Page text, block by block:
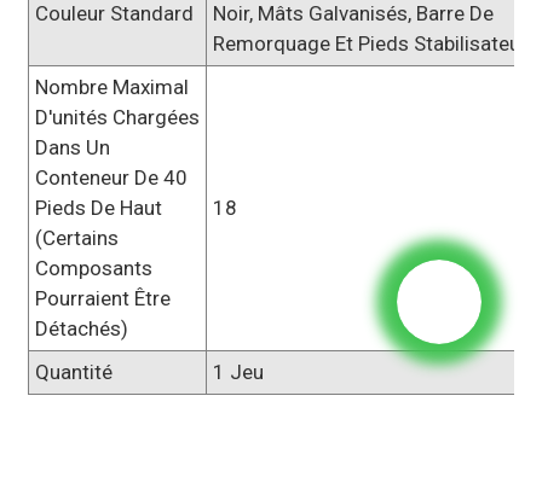
Couleur Standard
Noir, Mâts Galvanisés, Barre De
Remorquage Et Pieds Stabilisateurs
Nombre Maximal
D'unités Chargées
Dans Un
Conteneur De 40
Pieds De Haut
(certains
Composants
Pourraient Être
Détachés)
18
Quantité 1 Jeu